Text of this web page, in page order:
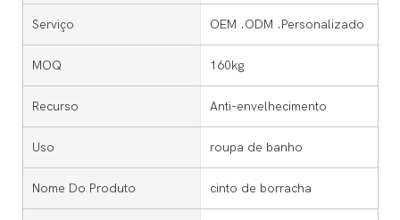
Serviço OEM .ODM .Personalizado
MOQ 160kg
Recurso Anti-envelhecimento
Uso roupa de banho
Nome Do Produto cinto de borracha